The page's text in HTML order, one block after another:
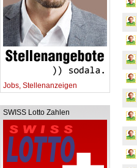
Jobs, Stellenanzeigen
SWISS Lotto Zahlen